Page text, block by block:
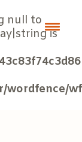
null to
is
wordfence/wf